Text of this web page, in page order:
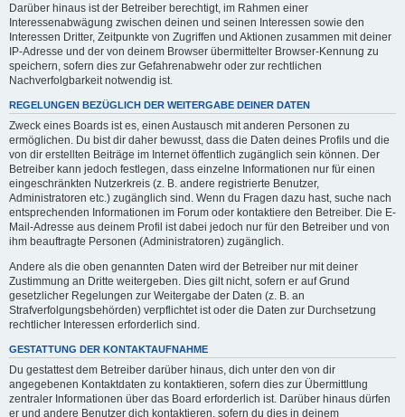
Darüber hinaus ist der Betreiber berechtigt, im Rahmen einer
Interessenabwägung zwischen deinen und seinen Interessen sowie den
Interessen Dritter, Zeitpunkte von Zugriffen und Aktionen zusammen mit deiner
IP-Adresse und der von deinem Browser übermittelter Browser-Kennung zu
speichern, sofern dies zur Gefahrenabwehr oder zur rechtlichen
Nachverfolgbarkeit notwendig ist.
REGELUNGEN BEZÜGLICH DER WEITERGABE DEINER DATEN
Zweck eines Boards ist es, einen Austausch mit anderen Personen zu
ermöglichen. Du bist dir daher bewusst, dass die Daten deines Profils und die
von dir erstellten Beiträge im Internet öffentlich zugänglich sein können. Der
Betreiber kann jedoch festlegen, dass einzelne Informationen nur für einen
eingeschränkten Nutzerkreis (z. B. andere registrierte Benutzer,
Administratoren etc.) zugänglich sind. Wenn du Fragen dazu hast, suche nach
entsprechenden Informationen im Forum oder kontaktiere den Betreiber. Die E-
Mail-Adresse aus deinem Profil ist dabei jedoch nur für den Betreiber und von
ihm beauftragte Personen (Administratoren) zugänglich.
Andere als die oben genannten Daten wird der Betreiber nur mit deiner
Zustimmung an Dritte weitergeben. Dies gilt nicht, sofern er auf Grund
gesetzlicher Regelungen zur Weitergabe der Daten (z. B. an
Strafverfolgungsbehörden) verpflichtet ist oder die Daten zur Durchsetzung
rechtlicher Interessen erforderlich sind.
GESTATTUNG DER KONTAKTAUFNAHME
Du gestattest dem Betreiber darüber hinaus, dich unter den von dir
angegebenen Kontaktdaten zu kontaktieren, sofern dies zur Übermittlung
zentraler Informationen über das Board erforderlich ist. Darüber hinaus dürfen
er und andere Benutzer dich kontaktieren, sofern du dies in deinem